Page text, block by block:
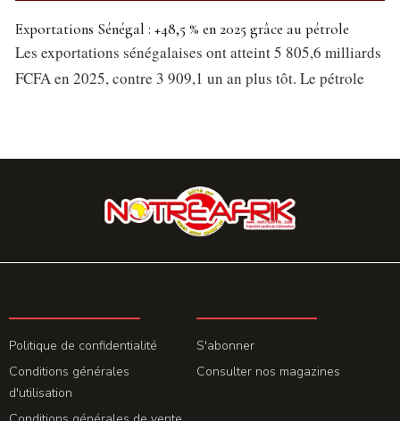
Exportations Sénégal : +48,5 % en 2025 grâce au pétrole
Les exportations sénégalaises ont atteint 5 805,6 milliards
FCFA en 2025, contre 3 909,1 un an plus tôt. Le pétrole
Politique de confidentialité
Conditions générales
d'utilisation
S'abonner
Consulter nos magazines